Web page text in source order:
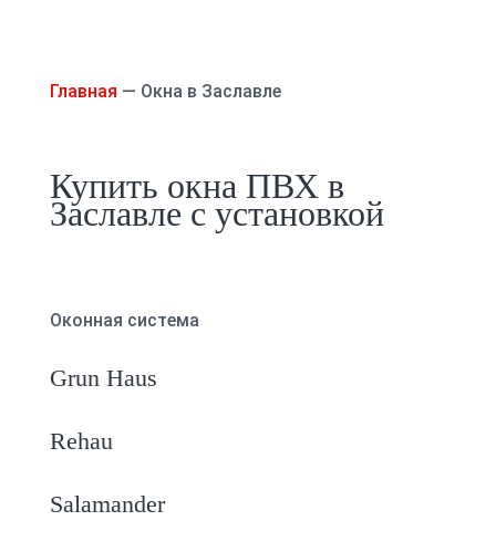
Главная — Окна в Заславле
Купить окна ПВХ в
Заславле с установкой
Оконная система
Grun Haus
Rehau
Salamander